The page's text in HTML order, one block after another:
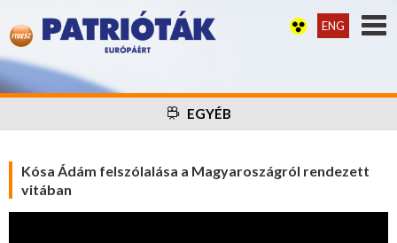
ENG
EGYÉB
Kósa Ádám felszólalása a Magyaroszágról rendezett
vitában